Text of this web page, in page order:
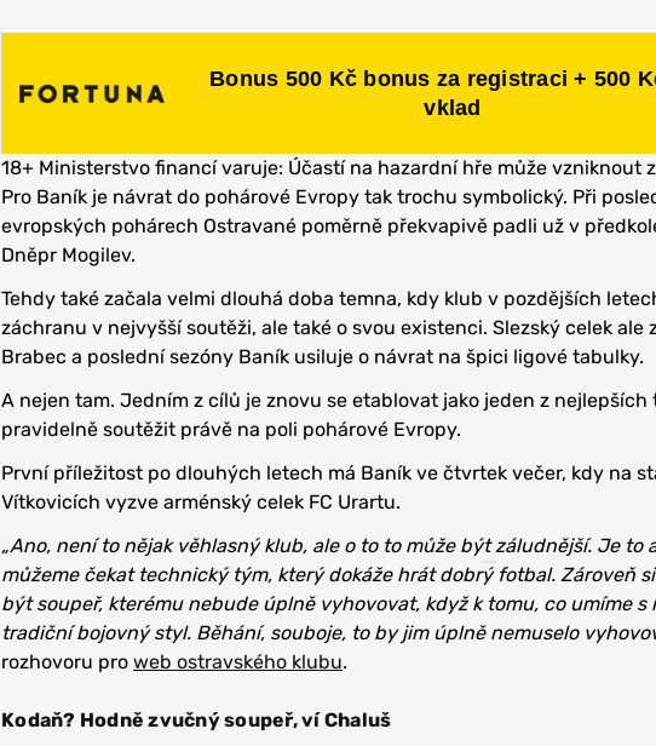
Bonus 500 Kč bonus za registraci + 500
vklad
18+ Ministerstvo financí varuje: Účastí na hazardní hře může vzniknout
Pro Baník je návrat do pohárové Evropy tak trochu symbolický. Při
evropských pohárech Ostravané poměrně překvapivě padli už v
Dněpr Mogilev.
Tehdy také začala velmi dlouhá doba temna, kdy klub v pozdějších
záchranu v nejvyšší soutěži, ale také o svou existenci. Slezský celek ale
Brabec a poslední sezóny Baník usiluje o návrat na špici ligové tabulky.
A nejen tam. Jedním z cílů je znovu se etablovat jako jeden z nejlepších
pravidelně soutěžit právě na poli pohárové Evropy.
První příležitost po dlouhých letech má Baník ve čtvrtek večer, kdy na
Vítkovicích vyzve arménský celek FC Urartu.
„Ano, není to nějak věhlasný klub, ale o to to může být záludnější. Je to
můžeme čekat technický tým, který dokáže hrát dobrý fotbal. Zároveň
být soupeř, kterému nebude úplně vyhovovat, když k tomu, co umíme s
tradiční bojovný styl. Běhání, souboje, to by jim úplně nemuselo
rozhovoru pro web ostravského klubu.
Kodaň? Hodně zvučný soupeř, ví Chaluš